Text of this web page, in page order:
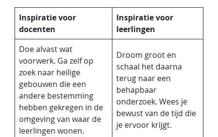
Inspiratie voor
docenten
Inspiratie voor
leerlingen
Doe alvast wat
voorwerk. Ga zelf op
zoek naar heilige
gebouwen die een
andere bestemming
hebben gekregen in de
omgeving van waar de
leerlingen wonen.
Droom groot en
schaal het daarna
terug naar een
behapbaar
onderzoek. Wees je
bewust van de tijd die
je ervoor krijgt.